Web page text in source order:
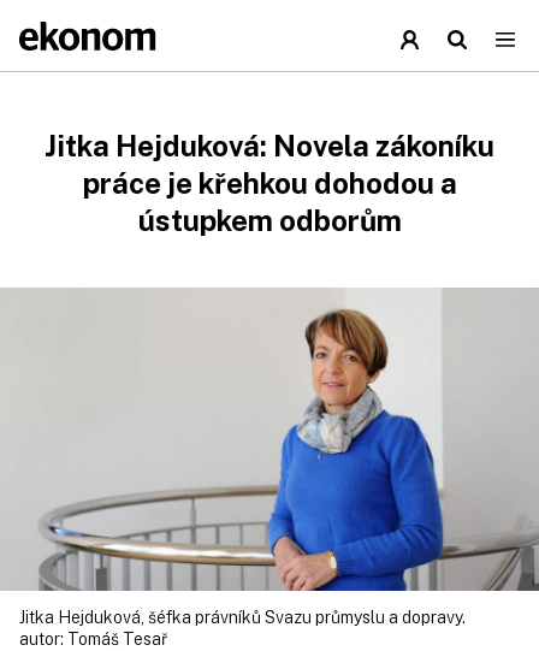
Jitka Hejduková: Novela zákoníku
práce je křehkou dohodou a
ústupkem odborům
Jitka Hejduková, šéfka právníků Svazu průmyslu a dopravy.
autor: Tomáš Tesař